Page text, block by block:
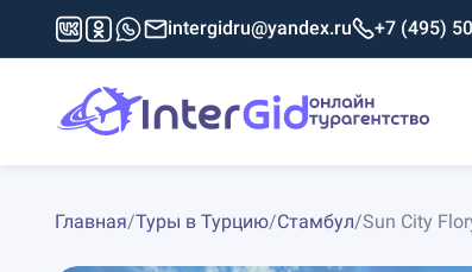
intergidru@yandex.ru +7 (495)
Главная/Туры в Турцию/Стамбул/Sun City